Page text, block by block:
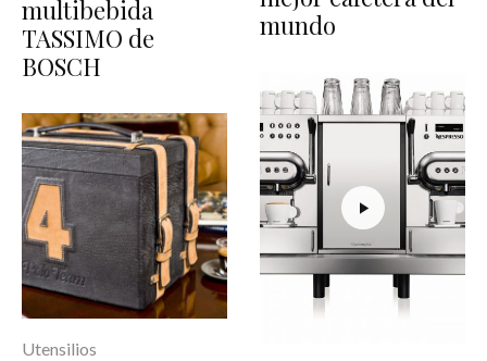
multibebida
TASSIMO de
BOSCH
Utensilios
mundo